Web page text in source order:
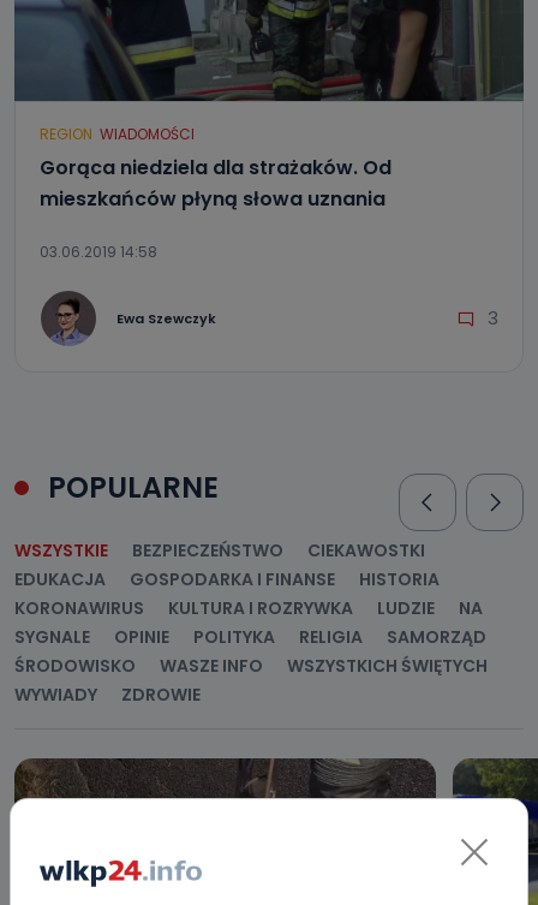
REGION WIADOMOŚCI
Gorąca niedziela dla strażaków. Od
mieszkańców płyną słowa uznania
03.06.2019 14:58
Ewa Szewczyk 3
POPULARNE
WSZYSTKIE BEZPIECZEŃSTWO
CIEKAWOSTKI
EDUKACJA
GOSPODARKA I FINANSE
HISTORIA
KORONAWIRUS
KULTURA I ROZRYWKA LUDZIE
NA
SYGNALE
OPINIE POLITYKA RELIGIA
SAMORZĄD
ŚRODOWISKO
WASZE INFO
WSZYSTKICH ŚWIĘTYCH
WYWIADY
ZDROWIE